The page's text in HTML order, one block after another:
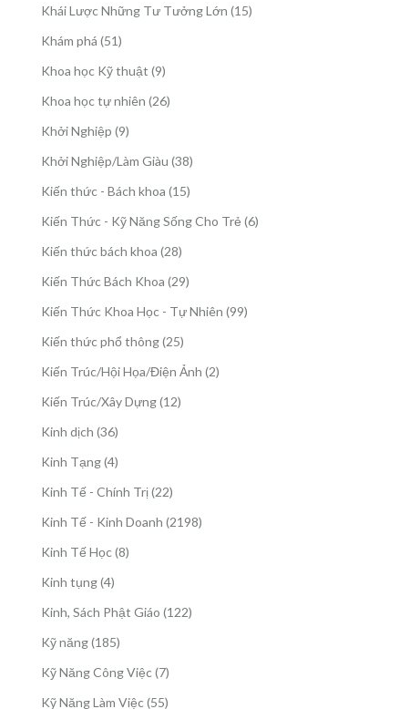
phẩm
Khái Lược Những Tư Tưởng Lớn 1515
Khám phá 5151
phẩm
Khoa học Kỹ thuật 99
phẩm
Khoa học tự nhiên 2626
Khởi Nghiệp 99
Khởi Nghiệp/Làm Giàu 3838
Kiến thức - Bách khoa 1515
phẩm
Kiến Thức - Kỹ Năng Sống Cho Trẻ 66
Kiến thức bách khoa 2828
phẩm
Kiến Thức Bách Khoa 2929
Kiến Thức Khoa Học - Tự Nhiên 9999
Kiến thức phổ thông 2525
sản
phẩm
Kiến Trúc/Hội Họa/Điện Ảnh 22
Kiến Trúc/Xây Dựng 1212
Kinh dịch 3636
phẩm
Kinh Tạng 44
Kinh Tế - Chính Trị 2222
phẩm
Kinh Tế - Kinh Doanh 21982198
Kinh Tế Học 88
Kinh tụng 44
phẩm
Kinh, Sách Phật Giáo 122122
Kỹ năng 185185
phẩm
Kỹ Năng Công Việc 77
Kỹ Năng Làm Việc 5555